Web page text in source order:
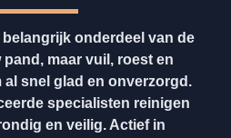
onderdeel van de
maar vuil, roest en
al snel glad en onverzorgd.
specialisten reinigen
en veilig. Actief in